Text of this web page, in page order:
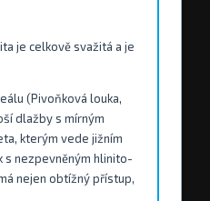
je celkově svažitá a je
(Pivoňková louka,
dlažby s mírným
kterým vede jižním
s nezpevněným hlinito-
nejen obtížný přístup,